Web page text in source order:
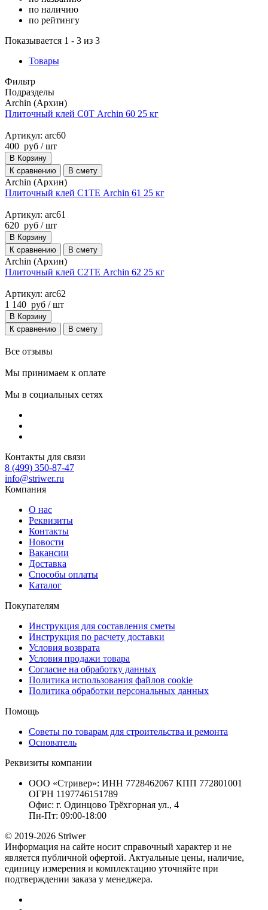
по наличию
по рейтингу
Показывается 1 - 3 из 3
Товары
Фильтр
Подразделы
Archin (Архин)
Плиточный клей С0Т Archin 60 25 кг
Артикул: arc60
400 руб / шт
В Корзину
К сравнению
В смету
Archin (Архин)
Плиточный клей С1ТЕ Archin 61 25 кг
Артикул: arc61
620 руб / шт
В Корзину
К сравнению
В смету
Archin (Архин)
Плиточный клей С2ТЕ Archin 62 25 кг
Артикул: arc62
1 140 руб / шт
В Корзину
К сравнению
В смету
Все отзывы
Мы принимаем к оплате
Мы в социальных сетях
Контакты для связи
8 (499) 350-87-47
info@striwer.ru
Компания
О нас
Реквизиты
Контакты
Новости
Вакансии
Доставка
Способы оплаты
Каталог
Покупателям
Инструкция для составления сметы
Инструкция по расчету доставки
Условия возврата
Условия продажи товара
Согласие на обработку данных
Политика использования файлов cookie
Политика обработки персональных данных
Помощь
Советы по товарам для строительства и ремонта
Основатель
Реквизиты компании
ООО «Стривер»: ИНН 7728462067 КПП 772801001
ОГРН 1197746151789
Офис: г. Одинцово Трёхгорная ул., 4
Пн-Пт: 09:00-18:00
© 2019-2026 Striwer
Информация на сайте носит справочный характер и не
является публичной офертой. Актуальные цены, наличие,
единицу измерения и комплектацию уточняйте при
подтверждении заказа у менеджера.